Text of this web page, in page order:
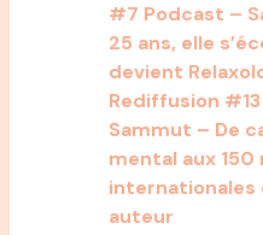
#7 Podcast –
25 ans, elle
devient
Rediffusion
Sammut – De
mental aux 150
internationales
auteur